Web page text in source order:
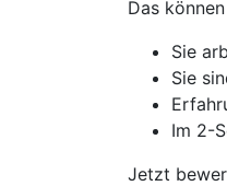
Das
Sie
Sie
Im 2-
Jetzt